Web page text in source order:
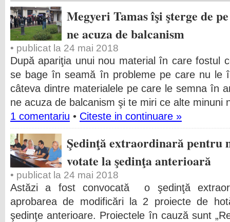
Megyeri Tamas îşi şterge de
ne acuza de balcanism
• publicat la 24 mai 2018
După apariţia unui nou material în care fostul
se bage în seamă în probleme pe care nu le
câteva dintre materialele pe care le semna în
ne acuza de balcanism şi te miri ce alte minuni
1 comentariu • Citeste in continuare »
Şedinţă extraordinară pentru
votate la şedinţa anterioară
• publicat la 24 mai 2018
Astăzi a fost convocată o şedinţă
aprobarea de modificări la 2 proiecte de
şedinţe anterioare. Proiectele în cauză sunt